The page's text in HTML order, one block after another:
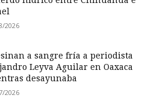
2026
a sangre fría a periodista
Leyva Aguilar en Oaxaca
desayunaba
2026